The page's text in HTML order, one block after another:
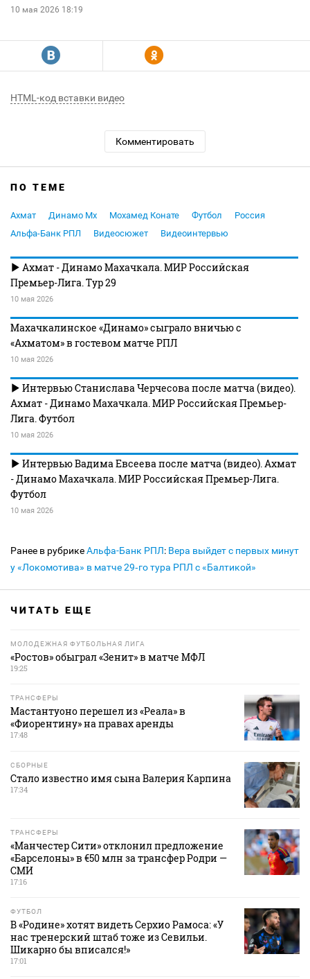
10 мая 2026 18:19
R Y
HTML-код вставки видео
Комментировать
ПО ТЕМЕ
Ахмат Динамо Мх Мохамед Конате Футбол
Россия
Альфа-Банк РПЛ
Видеосюжет Видеоинтервью
Ахмат - Динамо Махачкала. МИР Российская
Премьер-Лига. Тур 29
10 мая 2026
Махачкалинское «Динамо» сыграло вничью с
«Ахматом» в гостевом матче РПЛ
10 мая 2026
Интервью Станислава Черчесова после матча (видео).
Ахмат - Динамо Махачкала. МИР Российская Премьер-
Лига. Футбол
10 мая 2026
Интервью Вадима Евсеева после матча (видео). Ахмат
- Динамо Махачкала. МИР Российская Премьер-Лига.
Футбол
10 мая 2026
Ранее в рубрикеАльфа-Банк РПЛ: Вера выйдет с первых минут
у «Локомотива» в матче 29‑го тура РПЛ с «Балтикой»
ЧИТАТЬ ЕЩЕ
МОЛОДЕЖНАЯ ФУТБОЛЬНАЯ ЛИГА
«Ростов» обыграл «Зенит» в матче МФЛ
19:25
ТРАНСФЕРЫ
Мастантуоно перешел из «Реала» в
«Фиорентину» на правах аренды
17:48
СБОРНЫЕ
Стало известно имя сына Валерия Карпина
17:34
ТРАНСФЕРЫ
«Манчестер Сити» отклонил предложение
«Барселоны» в €50 млн за трансфер Родри —
СМИ
17:16
ФУТБОЛ
В «Родине» хотят видеть Серхио Рамоса: «У
нас тренерский штаб тоже из Севильи.
Шикарно бы вписался!»
17:01